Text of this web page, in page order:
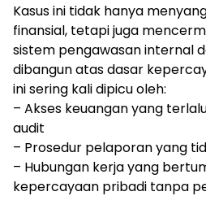
Kasus ini tidak hanya
finansial, tetapi juga
sistem pengawasan internal
dibangun atas dasar
ini sering kali dipicu oleh:
– Akses keuangan yang
audit
– Prosedur pelaporan yang
– Hubungan kerja yang
kepercayaan pribadi tanpa